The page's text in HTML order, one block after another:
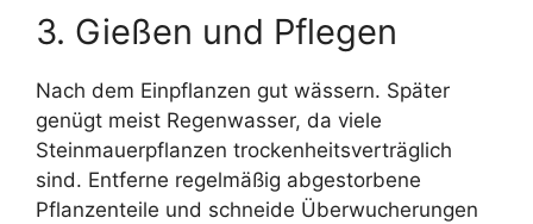
3. Gießen und Pflegen
Nach dem Einpflanzen gut wässern. Später
genügt meist Regenwasser, da viele
Steinmauerpflanzen trockenheitsverträglich
sind. Entferne regelmäßig abgestorbene
Pflanzenteile und schneide Überwucherungen